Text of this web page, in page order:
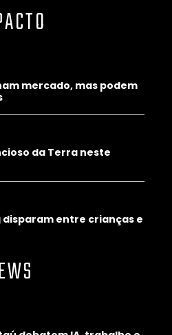
mercado, mas podem
da Terra neste
entre crianças e